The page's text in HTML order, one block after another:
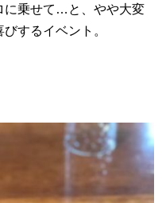
に乗せて…と、やや大変
するイベント。